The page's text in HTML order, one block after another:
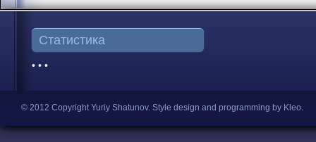
Статистика
• • •
© 2012 Copyright Yuriy Shatunov. Style design and programming by Kleo.